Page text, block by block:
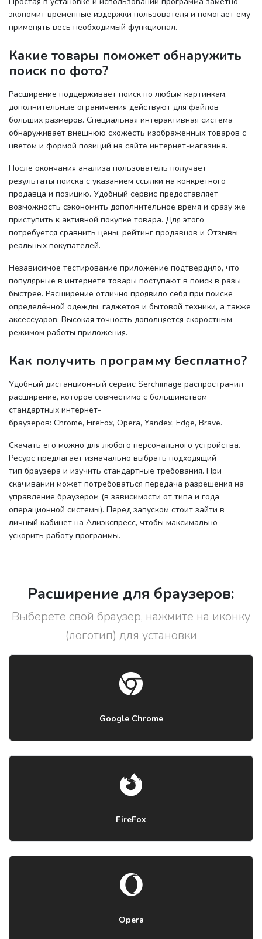
экономит временные издержки пользователя и помогает ему
применять весь необходимый функционал.
Какие товары поможет обнаружить
поиск по фото?
Расширение поддерживает поиск по любым картинкам,
дополнительные ограничения действуют для файлов
больших размеров. Специальная интерактивная система
обнаруживает внешнюю схожесть изображённых товаров с
цветом и формой позиций на сайте интернет-магазина.
После окончания анализа пользователь получает
результаты поиска с указанием ссылки на конкретного
продавца и позицию. Удобный сервис предоставляет
возможность сэкономить дополнительное время и сразу же
приступить к активной покупке товара. Для этого
потребуется сравнить цены, рейтинг продавцов и Отзывы
реальных покупателей.
Независимое тестирование приложение подтвердило, что
популярные в интернете товары поступают в поиск в разы
быстрее. Расширение отлично проявило себя при поиске
определённой одежды, гаджетов и бытовой техники, а также
аксессуаров. Высокая точность дополняется скоростным
режимом работы приложения.
Как получить программу бесплатно?
Удобный дистанционный сервис Serchimage распространил
расширение, которое совместимо с большинством
стандартных интернет-
браузеров: Chrome, FireFox, Opera, Yandex, Edge, Brave.
Скачать его можно для любого персонального устройства.
Ресурс предлагает изначально выбрать подходящий
тип браузера и изучить стандартные требования. При
скачивании может потребоваться передача разрешения на
управление браузером (в зависимости от типа и года
операционной системы). Перед запуском стоит зайти в
личный кабинет на Алиэкспресс, чтобы максимально
ускорить работу программы.
Расширение для браузеров:
Выберете свой браузер, нажмите на иконку
(логотип) для установки
Google Chrome
FireFox
Opera